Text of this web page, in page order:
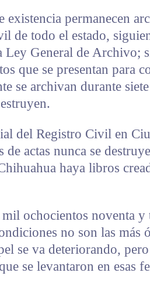
permanecen
de todo el estado,
Ley General de Archivo;
que se presentan para
se archivan durante
del Registro Civil en
actas nunca se
haya libros
ochocientos noventa y
no son las más
se va deteriorando,
se levantaron en esas